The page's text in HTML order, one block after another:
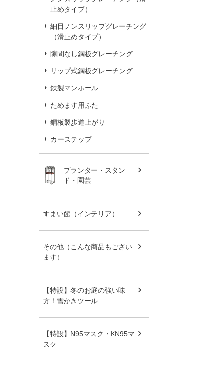
止めタイプ）
細目ノンスリップグレーチング
（滑止めタイプ）
隙間なし鋼板グレーチング
リップ式鋼板グレーチング
鉄製マンホール
ためます用ふた
鋼板製歩道上がり
カーステップ
プランター・スタン
ド・園芸
すまい館（インテリア）
その他（こんな商品もござい
ます）
【特設】冬のお庭の強い味
方！雪かきツール
【特設】N95マスク・KN95マ
スク